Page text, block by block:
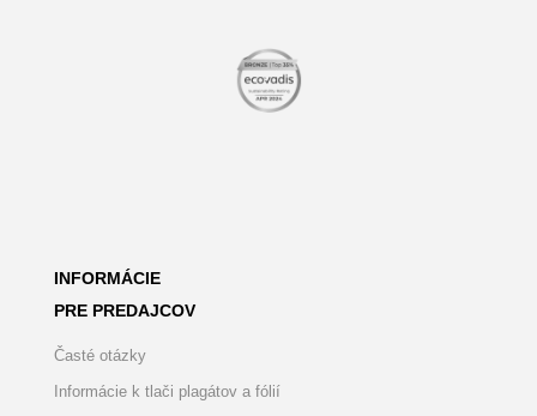
INFORMÁCIE
PRE PREDAJCOV
Časté otázky
Informácie k tlači plagátov a fólií